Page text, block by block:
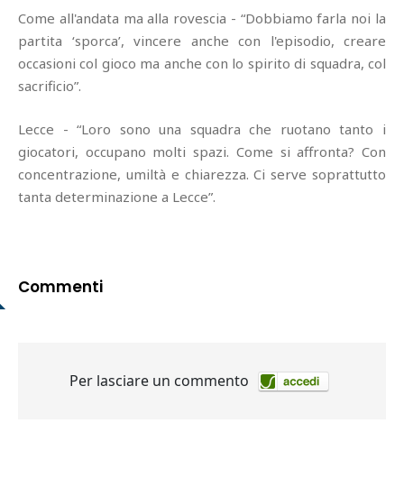
Come all'andata ma alla rovescia - “Dobbiamo farla noi la
partita ‘sporca’, vincere anche con l'episodio, creare
occasioni col gioco ma anche con lo spirito di squadra, col
sacrificio”.
Lecce - “Loro sono una squadra che ruotano tanto i
giocatori, occupano molti spazi. Come si affronta? Con
concentrazione, umiltà e chiarezza. Ci serve soprattutto
tanta determinazione a Lecce”.
Commenti